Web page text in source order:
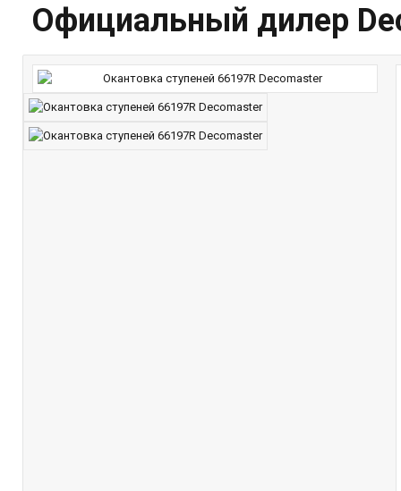
Официальный дилер